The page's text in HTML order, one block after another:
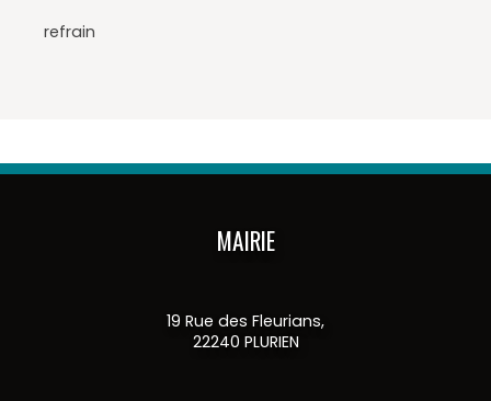
refrain
MAIRIE
19 Rue des Fleurians,
22240 PLURIEN